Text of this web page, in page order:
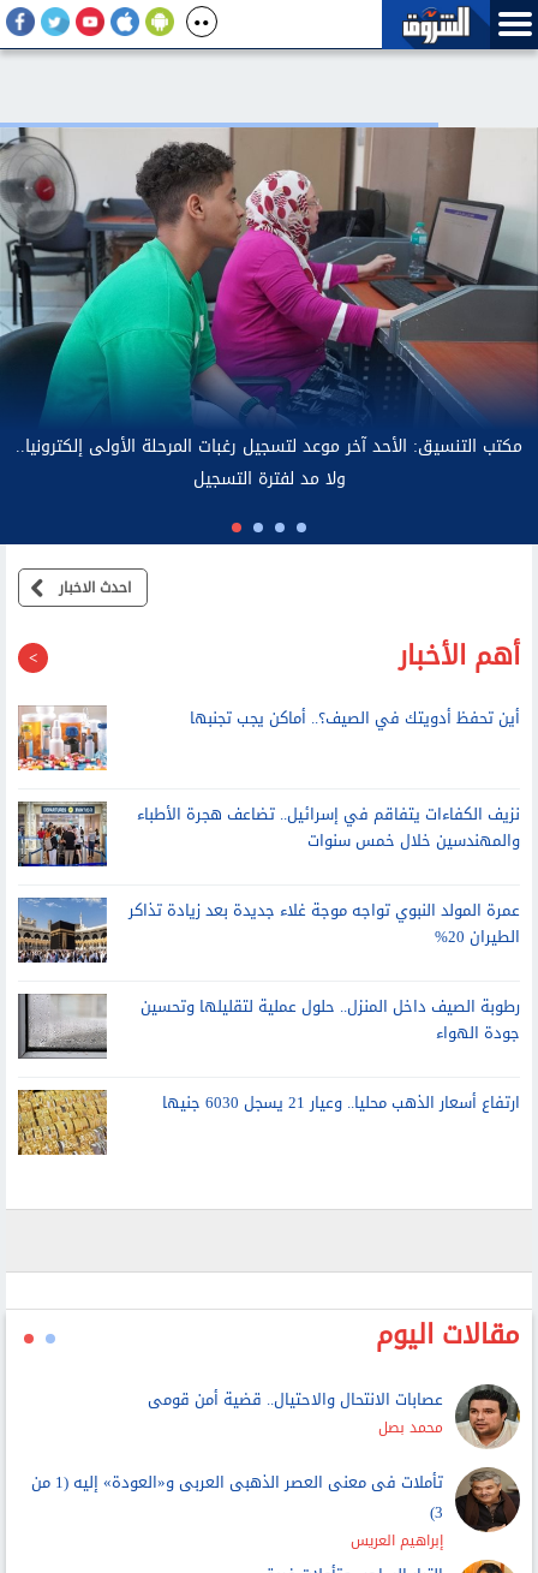
مكتب
احدث الاخبار
أهم الأخبار
أين تحفظ أدويتك في الصيف؟.. أماكن يجب تجنبها
نزيف الكفاءات يتفاقم في إسرائيل.. تضاعف هجرة الأطباء
والمهندسين خلال خمس سنوات
عمرة المولد النبوي تواجه موجة غلاء جديدة بعد زيادة تذاكر
الطيران 20%
رطوبة الصيف داخل المنزل.. حلول عملية لتقليلها وتحسين
جودة الهواء
ارتفاع أسعار الذهب محليا.. وعيار 21 يسجل 6030 جنيها
مقالات اليوم
عصابات الانتحال والاحتيال.. قضية أمن قومى
محمد بصل
تأملات فى معنى العصر الذهبى العربى و«العودة» إليه (1 من
3)
إبراهيم العريس